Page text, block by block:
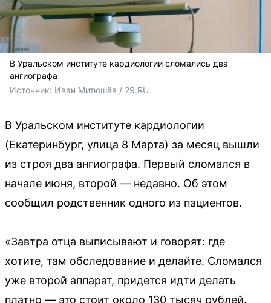
В Уральском институте кардиологии сломались два
ангиографа
Источник: Иван Митюшёв / 29.RU
В Уральском институте кардиологии
(Екатеринбург, улица 8 Марта) за месяц вышли
из строя два ангиографа. Первый сломался в
начале июня, второй — недавно. Об этом
сообщил родственник одного из пациентов.
«Завтра отца выписывают и говорят: где
хотите, там обследование и делайте. Сломался
уже второй аппарат, придется идти делать
платно — это стоит около 130 тысяч рублей.